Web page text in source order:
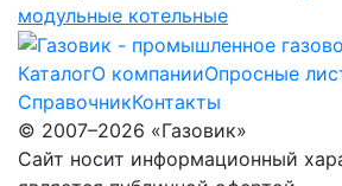
модульные котельные
КаталогО компанииОпросные
СправочникКонтакты
© 2007–2026 «Газовик»
Сайт носит информационный